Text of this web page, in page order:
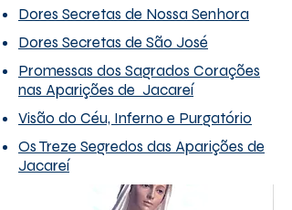
Dores Secretas de Nossa Senhora
Dores Secretas de São José
Promessas dos Sagrados Corações
nas Aparições de Jacareí
Visão do Céu, Inferno e Purgatório
Os Treze Segredos das Aparições de
Jacareí